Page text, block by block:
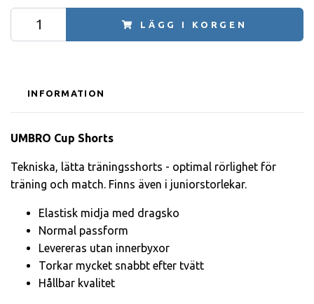
LÄGG I KORGEN
INFORMATION
UMBRO Cup Shorts
Tekniska, lätta träningsshorts - optimal rörlighet för
träning och match. Finns även i juniorstorlekar.
Elastisk midja med dragsko
Normal passform
Levereras utan innerbyxor
Torkar mycket snabbt efter tvätt
Hållbar kvalitet